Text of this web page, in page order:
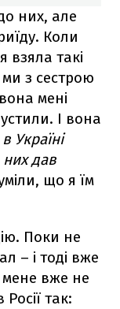
них, але
Коли
такі
з сестрою
мені
І вона
Україні
них дав
що я їм
Поки не
– і тоді вже
мене вже не
так: